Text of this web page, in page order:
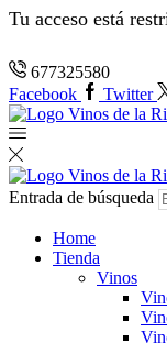
Tu acceso está
677325580
Facebook
Twitter
Entrada de búsqueda
Home
Tienda
Vinos